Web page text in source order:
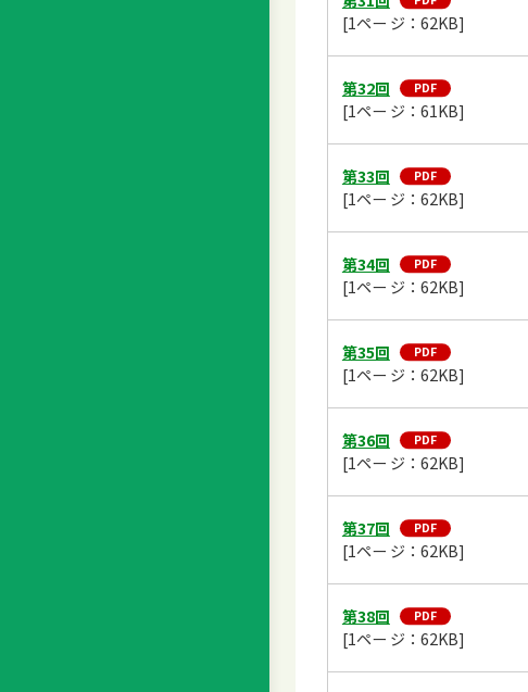
[1ペー ジ：62KB]
第32回
[1ペー ジ：61KB]
第33回
[1ペー ジ：62KB]
第34回
[1ペー ジ：62KB]
第35回
[1ペー ジ：62KB]
第36回
[1ペー ジ：62KB]
第37回
[1ペー ジ：62KB]
第38回
[1ペー ジ：62KB]